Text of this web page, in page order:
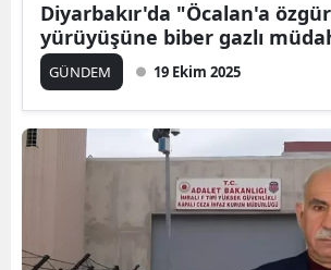
Diyarbakır'da "Öcalan'a
yürüyüşüne biber gazlı
GÜNDEM 19 Ekim 2025